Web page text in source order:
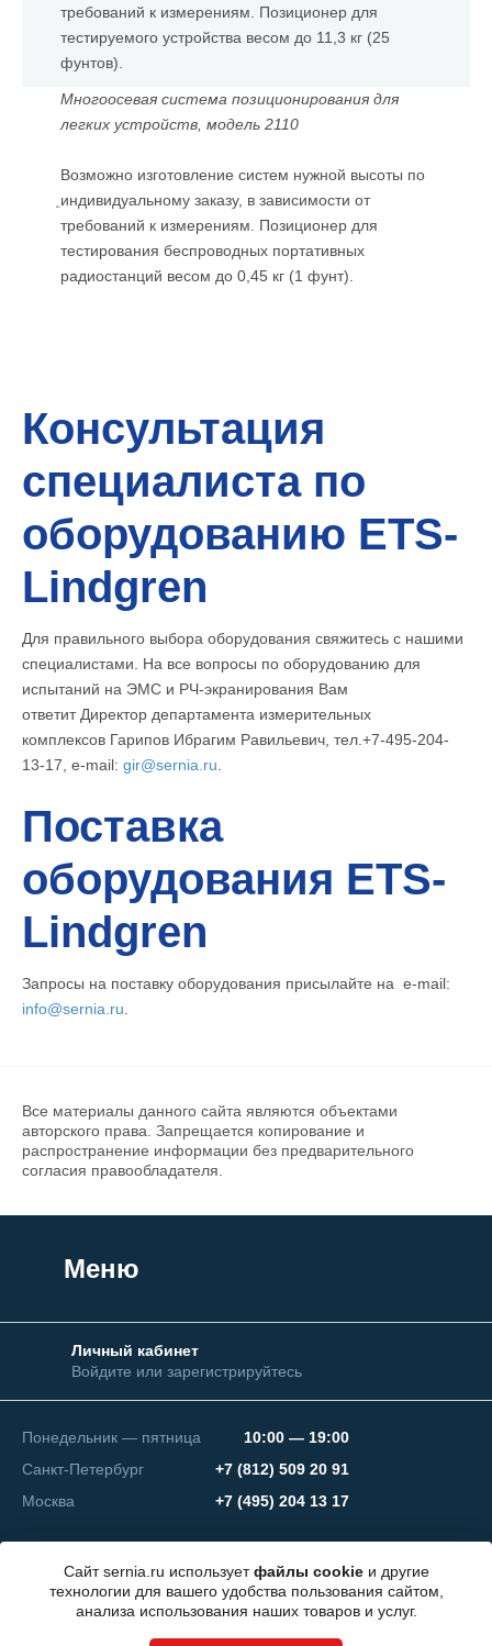
Сайт sernia.ru используетфайлы cookieи другие
технологии для вашего удобства пользования сайтом,
анализа использования наших товаров и услуг.
требований к измерениям. Позиционер для
тестируемого устройства весом до 11,3 кг (25
фунтов).
Многоосевая система позиционирования для
легких устройств, модель 2110
Возможно изготовление систем нужной высоты по
индивидуальному заказу, в зависимости от
требований к измерениям. Позиционер для
тестирования беспроводных портативных
радиостанций весом до 0,45 кг (1 фунт).
Консультация
специалиста по
оборудованию ETS-
Lindgren
Для правильного выбора оборудования свяжитесь с нашими
специалистами. На все вопросы по оборудованию для
испытаний на ЭМС и РЧ-экранирования Вам
ответит Директор департамента измерительных
комплексов Гарипов Ибрагим Равильевич, тел.+7-495-204-
13-17, e-mail: gir@sernia.ru
Поставка
оборудования ETS-
Lindgren
Запросы на поставку оборудования присылайте на e-mail:
info@sernia.ru
Все материалы данного сайта являются объектами
авторского права. Запрещается копирование и
распространение информации без предварительного
согласия правообладателя.
Меню
Личный кабинет
Войдите или зарегистрируйтесь
Понедельник — пятница
10:00 — 19:00
Санкт-Петербург
+7 (812) 509 20 91
Москва
+7 (495) 204 13 17